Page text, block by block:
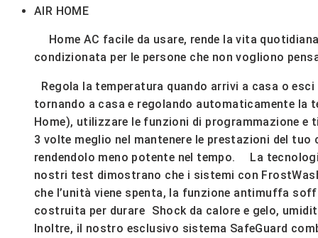
AIR HOME
Home AC facile da usare, rende la vita
condizionata per le persone che non vogliono
Regola la temperatura quando arrivi a casa o
tornando a casa e regolando automaticamente
Home), utilizzare le funzioni di programmazione
3 volte meglio nel mantenere le prestazioni del
rendendolo meno potente nel tempo. La
nostri test dimostrano che i sistemi con
che l’unità viene spenta, la funzione antimuffa
costruita per durare Shock da calore e gelo,
Inoltre, il nostro esclusivo sistema SafeGuard